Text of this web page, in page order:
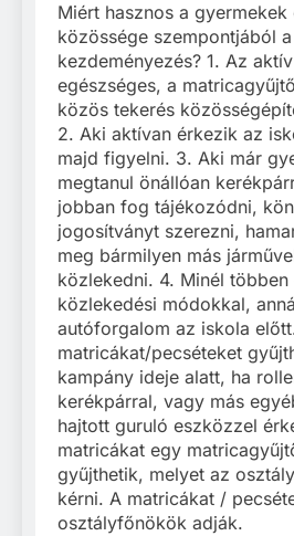
Miért hasznos a gyermekek
közössége szempontjából a
kezdeményezés? 1. Az
egészséges, a
közös tekerés
2. Aki aktívan érkezik az
majd figyelni. 3. Aki már
megtanul önállóan
jobban fog tájékozódni,
jogosítványt szerezni,
meg bármilyen más
közlekedni. 4. Minél
közlekedési módokkal,
autóforgalom az iskola
matricákat/pecséteket
kampány ideje alatt, ha
kerékpárral, vagy más
hajtott guruló eszközzel
matricákat egy
gyűjthetik, melyet az
kérni. A matricákat /
osztályfőnökök adják.